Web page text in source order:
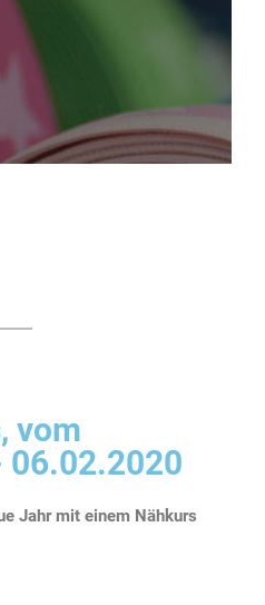
vom
06.02.2020
Jahr mit einem Nähkurs